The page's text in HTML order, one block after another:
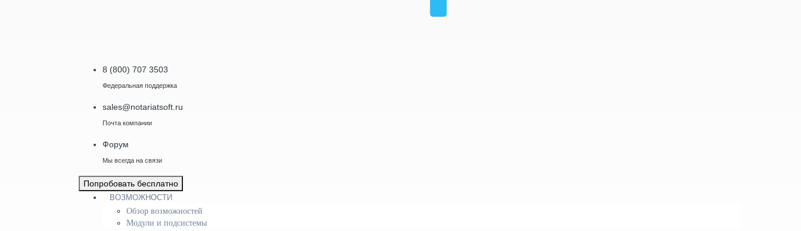
8 (800) 707 3503
Федеральная поддержка
sales@notariatsoft.ru
Почта компании
Форум
Мы всегда на связи
Попробовать бесплатно
ВОЗМОЖНОСТИ
Обзор возможностей
Модули и подсистемы